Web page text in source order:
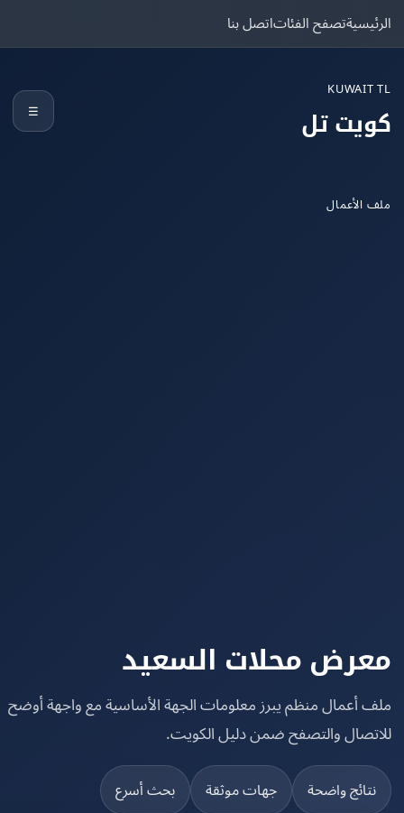
تصفح الفئاتاتصل بنا
تل
محلات السعيد
منظم يبرز معلومات الجهة الأساسية مع واجهة أوضح
والتصفح ضمن دليل الكويت.
واضحة جهات موثقة بحث أسرع